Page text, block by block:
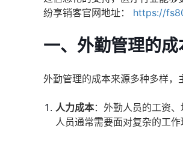
纷享销客官网地址： https://
一、外勤管理的
外勤管理的成本来源多种多样，
人力成本：外勤人员的工资
人员通常需要面对复杂的工